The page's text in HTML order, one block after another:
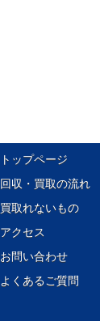
トップページ
回収・買取の流れ
買取れないもの
アクセス
お問い合わせ
よくあるご質問